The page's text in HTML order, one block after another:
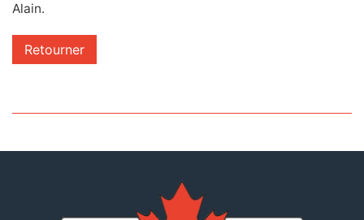
Alain.
Retourner